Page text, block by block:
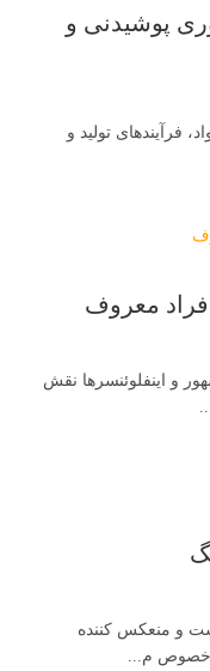
پوشیدنی و
فرآیندهای تولید و
معروف
و اینفلوئنسرها نقش
و منعکس کننده
خصوص م...